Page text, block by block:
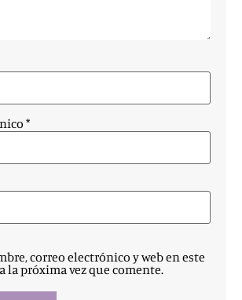
*
correo electrónico y web en este
la próxima vez que comente.